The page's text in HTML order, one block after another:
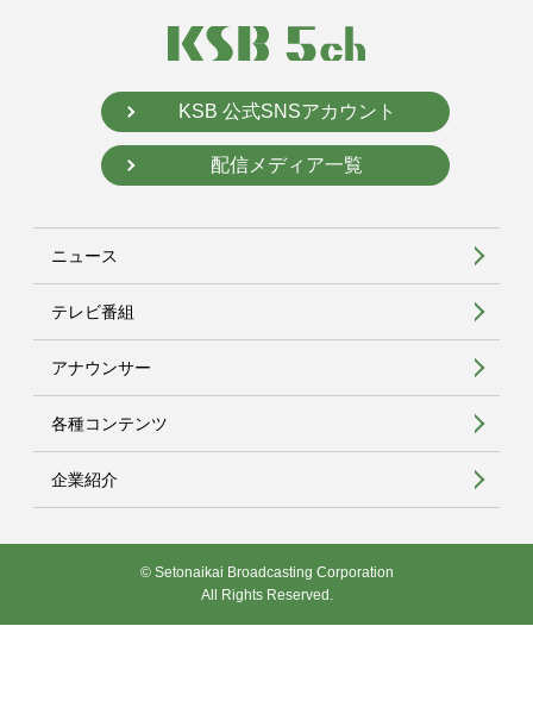
KSB 公式SNSアカウント
配信メディア一覧
ニュース
テレビ番組
アナウンサー
各種コンテンツ
企業紹介
© Setonaikai Broadcasting Corporation
All Rights Reserved.